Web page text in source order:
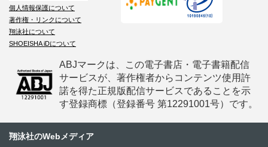
個人情報保護について
著作権・リンクについて
翔泳社について
SHOEISHA iDについて
ABJマークは、この電子書店・電子書籍配信
サービスが、著作権者からコンテンツ使用許
諾を得た正規版配信サービスであることを示
す登録商標（登録番号 第12291001号）です。
翔泳社のWebメディア